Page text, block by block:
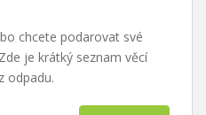
chcete podarovat své
je krátký seznam věcí
odpadu.